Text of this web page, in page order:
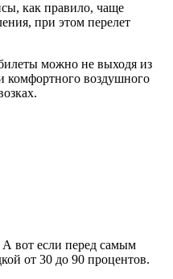
как правило, чаще
при этом перелет
можно не выходя из
комфортного воздушного
А вот если перед самым
от 30 до 90 процентов.